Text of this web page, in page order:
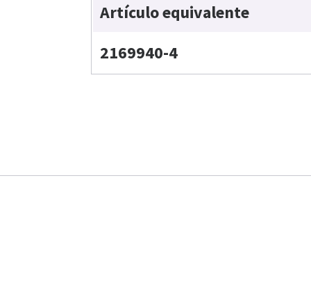
Artículo equivalente
2169940-4